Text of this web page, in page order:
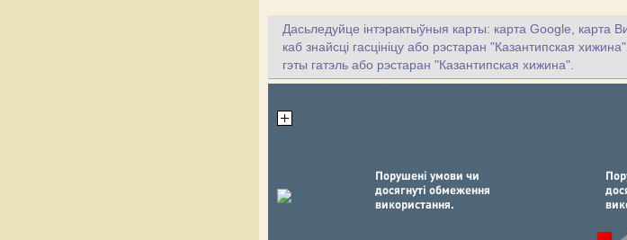
Дасьледуйце інтэрактыўныя карты: карта Google, карта
каб знайсці гасцініцу або рэстаран "Казантипская
гэты гатэль або рэстаран "Казантипская хижина".